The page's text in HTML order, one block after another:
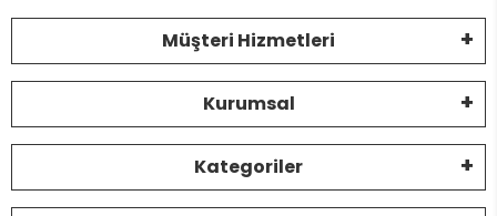
Müşteri Hizmetleri
Kurumsal
Kategoriler